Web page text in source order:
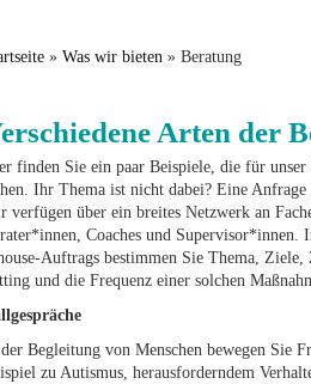
» Was wir bieten » Beratung
Arten der
finden Sie ein paar Beispiele, die für unser
Ihr Thema ist nicht dabei? Eine
verfügen über ein breites Netzwerk an
Coaches und Supervisor*innen.
Auftrags bestimmen Sie Thema, Ziele,
und die Frequenz einer solchen
Begleitung von Menschen bewegen Sie
zu Autismus, herausforderndem